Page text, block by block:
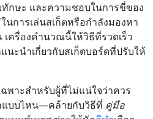
ทักษะ และความชอบในการขี่ของ
การเล่นสเก็ตหรือกำลังมองหา
ครื่องคำนวณนี้ให้วิธีที่รวดเร็ว
นะนำเกี่ยวกับสเก็ตบอร์ดที่ปรับให้
พาะสำหรับผู้ที่ไม่แน่ใจว่าควร
แบบไหน—คล้ายกับวิธีที่ คู่มือ